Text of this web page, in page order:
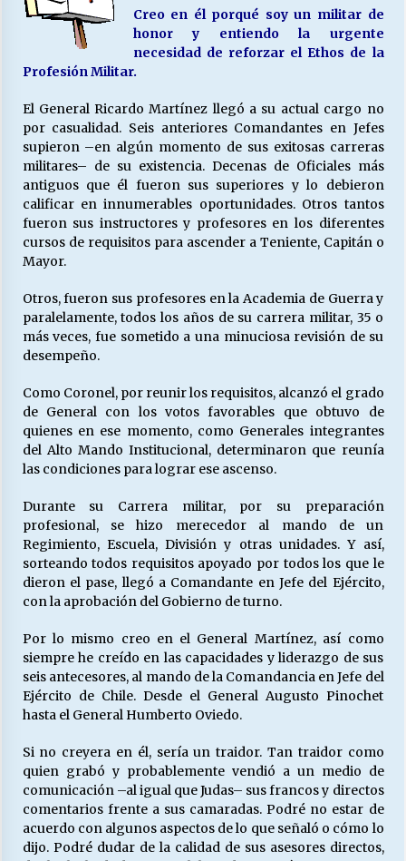
MUNICIPALIDAD, TRABAJADORES, CLIMA
LABORAL:
13/07/2026
Escuela hospitalaria El Carmen de Maipu.
25/06/2026
¿Qué habrían dicho?
23/06/2026
Releyendo la Rerum Novarum a 135 años. “La
cuestión social hoy”.
16/05/2026
S.O.S. a los ricos, Save Our Souls (Salvar
Nuestras Almas)
30/04/2026
¿Asesores con doble sueldo?
Chile y sus segmentos de la riqueza
06/04/2026
Creo en él porqué soy un militar de
honor y entiendo la urgente
necesidad de reforzar el Ethos de la
Profesión Militar.
El General Ricardo Martínez llegó a su actual cargo no
por casualidad. Seis anteriores Comandantes en Jefes
supieron –en algún momento de sus exitosas carreras
militares– de su existencia. Decenas de Oficiales más
antiguos que él fueron sus superiores y lo debieron
calificar en innumerables oportunidades. Otros tantos
fueron sus instructores y profesores en los diferentes
cursos de requisitos para ascender a Teniente, Capitán o
Mayor.
Otros, fueron sus profesores en la Academia de Guerra y
paralelamente, todos los años de su carrera militar, 35 o
más veces, fue sometido a una minuciosa revisión de su
desempeño.
Como Coronel, por reunir los requisitos, alcanzó el grado
de General con los votos favorables que obtuvo de
quienes en ese momento, como Generales integrantes
del Alto Mando Institucional, determinaron que reunía
las condiciones para lograr ese ascenso.
Durante su Carrera militar, por su preparación
profesional, se hizo merecedor al mando de un
Regimiento, Escuela, División y otras unidades. Y así,
sorteando todos requisitos apoyado por todos los que le
dieron el pase, llegó a Comandante en Jefe del Ejército,
con la aprobación del Gobierno de turno.
Por lo mismo creo en el General Martínez, así como
siempre he creído en las capacidades y liderazgo de sus
seis antecesores, al mando de la Comandancia en Jefe del
Ejército de Chile. Desde el General Augusto Pinochet
hasta el General Humberto Oviedo.
Si no creyera en él, sería un traidor. Tan traidor como
quien grabó y probablemente vendió a un medio de
comunicación –al igual que Judas– sus francos y directos
comentarios frente a sus camaradas. Podré no estar de
acuerdo con algunos aspectos de lo que señaló o cómo lo
dijo. Podré dudar de la calidad de sus asesores directos,